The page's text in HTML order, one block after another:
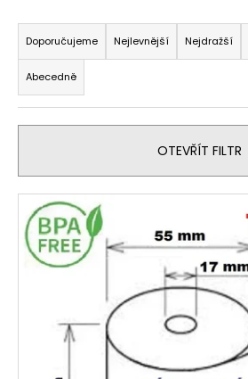
Ř
a
z
e
n
r
d
u
Doporučujeme Nejlevnější Nejdražší
Abecedně
OTEVŘÍT FILTR
V
ý
p